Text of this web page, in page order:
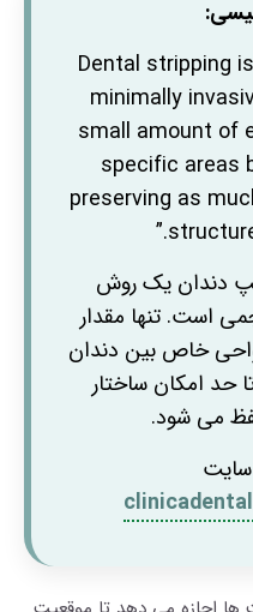
“Dental stripping
minimally
small amount of
specific areas
preserving as
دندان یک روش
است. تنها مقدار
خاص بین دندان
حد امکان ساختار
می شود.
سایت